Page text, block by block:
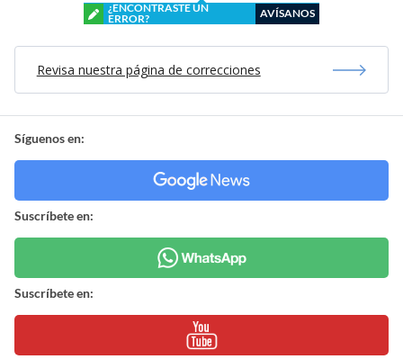
¿ENCONTRASTE UN
ERROR?
AVÍSANOS
Revisa nuestra página de correcciones
Síguenos en:
Suscríbete en:
Suscríbete en: